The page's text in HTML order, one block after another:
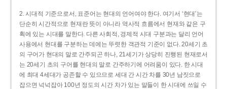
2. 시대적 기준으로서, 표준어는 현대의 언어여야 한다. 여기서 ‘현대’는
단순히 시간적으로 현재란 뜻이 아니라 역사적 흐름에서 현재와 같은 구
획에 있는 시대를 말한다. 다른 사회적, 경제적 시대 구분과는 달리 언어
사용에서 현대를 구분하는 데에는 뚜렷한 객관적 기준이 없다. 20세기 초
의 구어가 현대의 말로 간주되곤 하나, 21세기가 상당히 진행된 현재로서
는 20세기 초의 구어를 현대의 말로 간주하기에 어려움이 있다. 한 시대
에 최대 4세대가 공존할 수 있으므로 세대 간 시간 차를 30년 남짓으로
잡으면 넉넉잡아 100년 정도의 시간 차가 있는 말들이 한 시대에 쓰일 수